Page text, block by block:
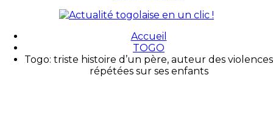
Accueil
TOGO
Togo: triste histoire d’un père, auteur des violences
répétées sur ses enfants